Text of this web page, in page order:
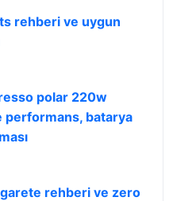
rehberi ve uygun
polar 220w
performans, batarya
rehberi ve zero